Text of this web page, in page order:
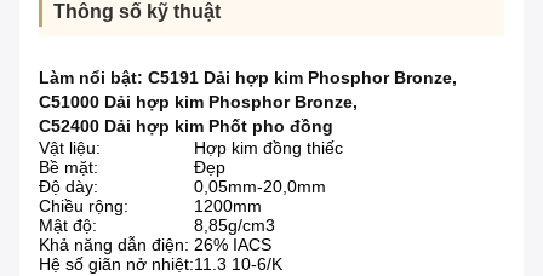
Thông số kỹ thuật
Làm nổi bật: C5191 Dải hợp kim Phosphor Bronze,
C51000 Dải hợp kim Phosphor Bronze,
C52400 Dải hợp kim Phốt pho đồng
Vật liệu:
Hợp kim đồng thiếc
Bề mặt:
Đẹp
Độ dày:
0,05mm-20,0mm
Chiều rộng:
1200mm
Mật độ:
8,85g/cm3
Khả năng dẫn điện: 26% IACS
Hệ số giãn nở nhiệt:11.3 10-6/K